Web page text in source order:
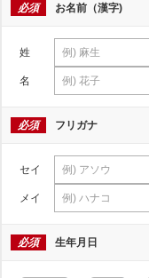
必須 お名前（漢字)
姓
名
必須 フリガナ
セイ
メイ
必須 生年月日